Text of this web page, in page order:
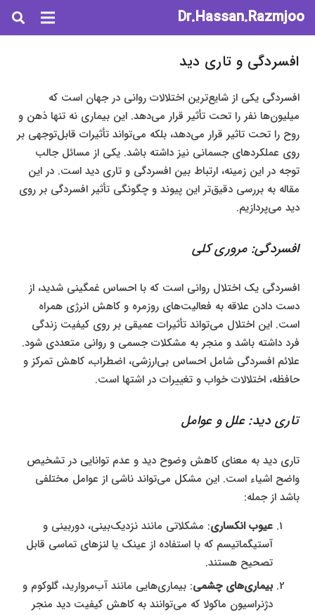
Dr.Hassan.Razmjoo
افسردگی و تاری دید
افسردگی یکی از شایع‌ترین اختلالات روانی در جهان است که
میلیون‌ها نفر را تحت تأثیر قرار می‌دهد. این بیماری نه تنها ذهن و
روح را تحت تاثیر قرار می‌دهد، بلکه می‌تواند تأثیرات قابل‌توجهی بر
روی عملکردهای جسمانی نیز داشته باشد. یکی از مسائل جالب
توجه در این زمینه، ارتباط بین افسردگی و تاری دید است. در این
مقاله به بررسی دقیق‌تر این پیوند و چگونگی تأثیر افسردگی بر روی
دید می‌پردازیم.
افسردگی: مروری کلی
افسردگی یک اختلال روانی است که با احساس غمگینی شدید، از
دست دادن علاقه به فعالیت‌های روزمره و کاهش انرژی همراه
است. این اختلال می‌تواند تأثیرات عمیقی بر روی کیفیت زندگی
فرد داشته باشد و منجر به مشکلات جسمی و روانی متعددی شود.
علائم افسردگی شامل احساس بی‌ارزشی، اضطراب، کاهش تمرکز و
حافظه، اختلالات خواب و تغییرات در اشتها است.
تاری دید: علل و عوامل
تاری دید به معنای کاهش وضوح دید و عدم توانایی در تشخیص
واضح اشیاء است. این مشکل می‌تواند ناشی از عوامل مختلفی
باشد از جمله:
عیوب انکساری: مشکلاتی مانند نزدیک‌بینی، دوربینی و
آستیگماتیسم که با استفاده از عینک یا لنزهای تماسی قابل
تصحیح هستند.
بیماری‌های چشمی: بیماری‌هایی مانند آب‌مروارید، گلوکوم و
دژنراسیون ماکولا که می‌توانند به کاهش کیفیت دید منجر